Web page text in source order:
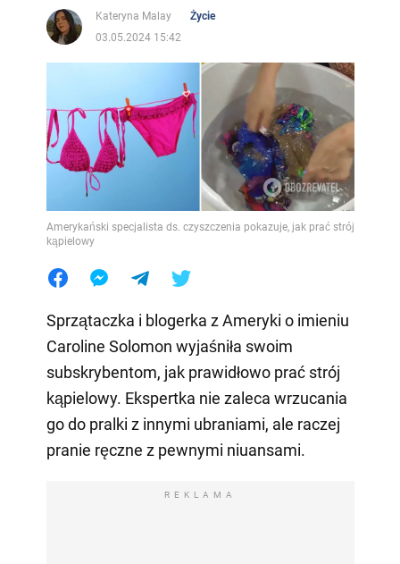
Kateryna Malay
Życie
03.05.2024 15:42
Amerykański specjalista ds. czyszczenia pokazuje, jak prać strój
kąpielowy
Sprzątaczka i blogerka z Ameryki o imieniu
Caroline Solomon wyjaśniła swoim
subskrybentom, jak prawidłowo prać strój
kąpielowy. Ekspertka nie zaleca wrzucania
go do pralki z innymi ubraniami, ale raczej
pranie ręczne z pewnymi niuansami.
REKLAMA